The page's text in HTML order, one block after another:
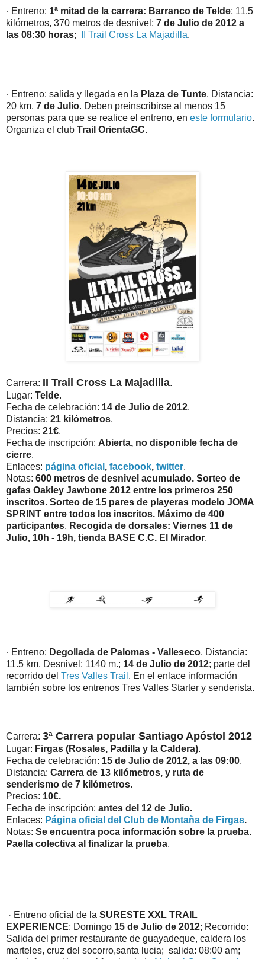
· Entreno: 1ª mitad de la carrera: Barranco de Telde; 11.5
kilómetros, 370 metros de desnivel; 7 de Julio de 2012 a
las 08:30 horas; II Trail Cross La Majadilla.
· Entreno: salida y llegada en la Plaza de Tunte. Distancia:
20 km. 7 de Julio. Deben preinscribirse al menos 15
personas para que se realice el entreno, en este formulario.
Organiza el club Trail OrientaGC.
Carrera: II Trail Cross La Majadilla.
Lugar: Telde.
Fecha de celebración: 14 de Julio de 2012.
Distancia: 21 kilómetros.
Precios: 21€.
Fecha de inscripción: Abierta, no disponible fecha de
cierre.
Enlaces: página oficial , facebook, twitter.
Notas: 600 metros de desnivel acumulado. Sorteo de
gafas Oakley Jawbone 2012 entre los primeros 250
inscritos. Sorteo de 15 pares de playeras modelo JOMA
SPRINT entre todos los inscritos. Máximo de 400
participantes. Recogida de dorsales: Viernes 11 de
Julio, 10h - 19h, tienda BASE C.C. El Mirador.
· Entreno: Degollada de Palomas - Valleseco. Distancia:
11.5 km. Desnivel: 1140 m.; 14 de Julio de 2012; parte del
recorrido del Tres Valles Trail . En el enlace información
también sobre los entrenos Tres Valles Starter y senderista.
Carrera: 3ª Carrera popular Santiago Apóstol 2012
Lugar: Firgas (Rosales, Padilla y la Caldera).
Fecha de celebración: 15 de Julio de 2012, a las 09:00.
Distancia: Carrera de 13 kilómetros, y ruta de
senderismo de 7 kilómetros.
Precios: 10€.
Fecha de inscripción: antes del 12 de Julio.
Enlaces: Página oficial del Club de Montaña de Firgas.
Notas: Se encuentra poca información sobre la prueba.
Paella colectiva al finalizar la prueba.
· Entreno oficial de la SURESTE XXL TRAIL
EXPERIENCE; Domingo 15 de Julio de 2012; Recorrido:
Salida del primer restaurante de guayadeque, caldera los
marteles, cruz del socorro,santa lucia; salida: 08:00 am;